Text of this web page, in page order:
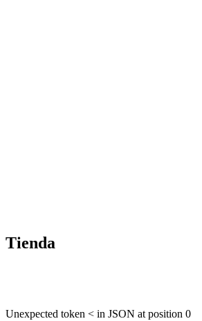
Tienda
Unexpected token < in JSON at position 0